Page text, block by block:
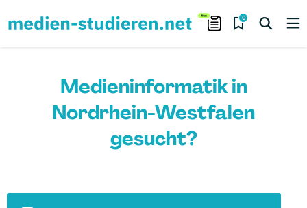
0
Medieninformatik in
Nordrhein-Westfalen
gesucht?